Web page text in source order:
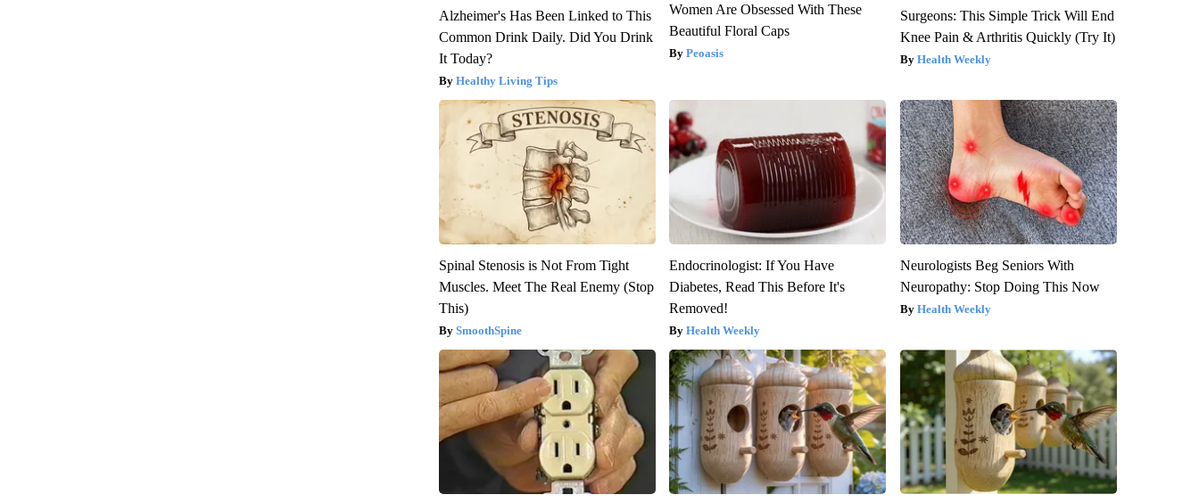
Alzheimer's Has Been Linked to This
Common Drink Daily. Did You Drink
It Today?
Healthy Living Tips
Women Are Obsessed With These
Beautiful Floral Caps
Peoasis
Surgeons: This Simple Trick Will End
Knee Pain & Arthritis Quickly (Try It)
Health Weekly
Spinal Stenosis is Not From Tight
Muscles. Meet The Real Enemy (Stop
This)
SmoothSpine
Endocrinologist: If You Have
Diabetes, Read This Before It's
Removed!
Health Weekly
Neurologists Beg Seniors With
Neuropathy: Stop Doing This Now
Health Weekly